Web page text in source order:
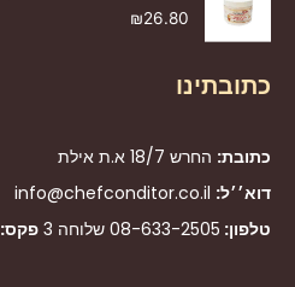
₪26.80
כתובתינו
כתובת: החרש 18/7 א.ת אילת
דוא׳׳ל: info@chefconditor.co.il
טלפון: 08-633-2505 שלוחה 3 פקס: